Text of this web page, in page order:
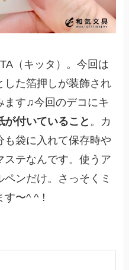
（キッタ）。今回は
した箔押しが装飾され
ます♫今回のデコにキ
が付いていること 。カ
も袋に入れて保存時や
ステなんです。使うア
ンだけ。さっそくミ
〜^ ^！